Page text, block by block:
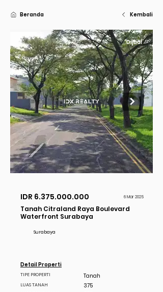
Beranda Kembali
Dijual
IDR 6.375.000.000 6 Mar 2025
Tanah Citraland Raya Boulevard
Waterfront Surabaya
Surabaya
Detail Properti
TIPE PROPERTI
LUAS TANAH
Tanah
375